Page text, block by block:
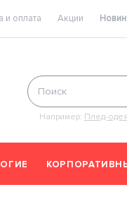
и оплата Акции
Например: Плед-